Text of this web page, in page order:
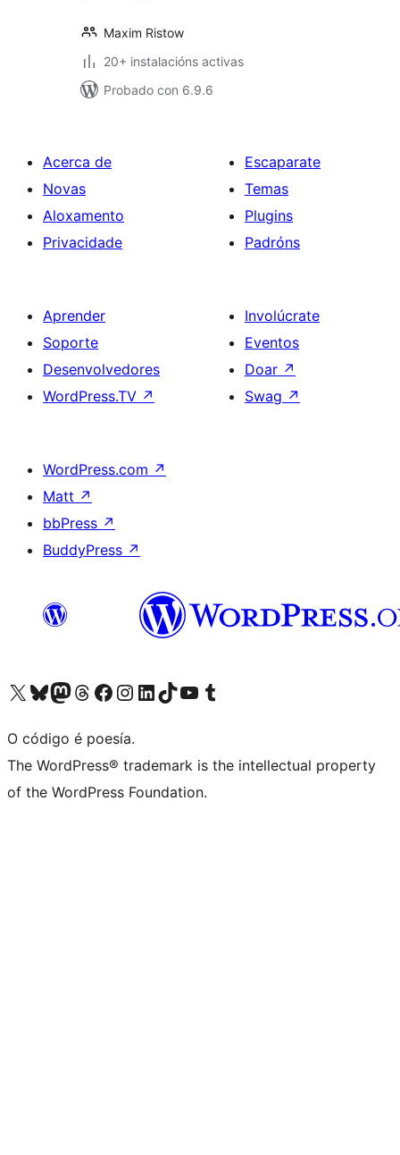
Maxim Ristow
20+ instalacións activas
Probado con 6.9.6
Acerca de
Novas
Aloxamento
Privacidade
Escaparate
Temas
Plugins
Padróns
Aprender
Soporte
Desenvolvedores
WordPress.TV ↗
Involúcrate
Eventos
Doar ↗
Swag ↗
WordPress.com ↗
Matt ↗
bbPress ↗
BuddyPress ↗
Visita la cuenta de X (anteriormente Twitter)
Visita a nosa conta de Bluesky
Visita a nosa conta de Mastodon
Visita a nosa conta de Threads
Visita a nosa páxina de Facebook
Visita a nosa conta de Instagram
Visita a nosa conta de LinkedIn
Visita a nosa conta de TikTok
Visita a nosa canle de YouTube
Visita a nosa conta de Tumblr
O código é poesía.
The WordPress® trademark is the intellectual property
of the WordPress Foundation.